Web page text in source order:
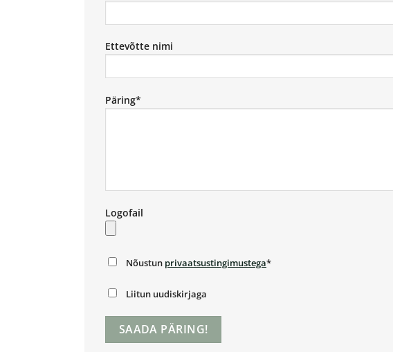
Ettevõtte nimi
Päring*
Logofail
Nõustun privaatsustingimustega*
Liitun uudiskirjaga